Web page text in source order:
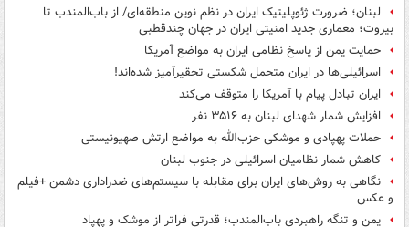
لبنان؛ ضرورت ژئوپلیتیک ایران در نظم نوین منطقه‌ای/ از باب‌المندب تا
بیروت؛ معماری جدید امنیتی ایران در جهان چندقطبی
حمایت یمن از پاسخ نظامی ایران به مواضع آمریکا
اسرائیلی‌ها در ایران متحمل شکستی تحقیرآمیز شده‌اند!
ایران تبادل پیام با آمریکا را متوقف می‌کند
افزایش شمار شهدای لبنان به ۳۵۱۶ نفر
حملات پهپادی و موشکی حزب‌الله به مواضع ارتش صهیونیستی
کاهش شمار نظامیان اسرائیلی در جنوب لبنان
نگاهی به روش‌های ایران برای مقابله با سیستم‌های ضدراداری دشمن +فیلم
و عکس
یمن و تنگه راهبردی باب‌المندب؛ قدرتی فراتر از موشک و پهپاد